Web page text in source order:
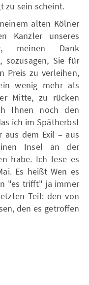
zu sein scheint.
alten Kölner
Kanzler unseres
meinen Dank
sozusagen, Sie für
Preis zu verleihen,
wenig mehr als
Mitte, zu rücken
Ihnen noch den
ich im Spätherbst
aus dem Exil – aus
Insel an der
habe. Ich lese es
Es heißt Wen es
"es trifft" ja immer
Teil: den von
den es getroffen